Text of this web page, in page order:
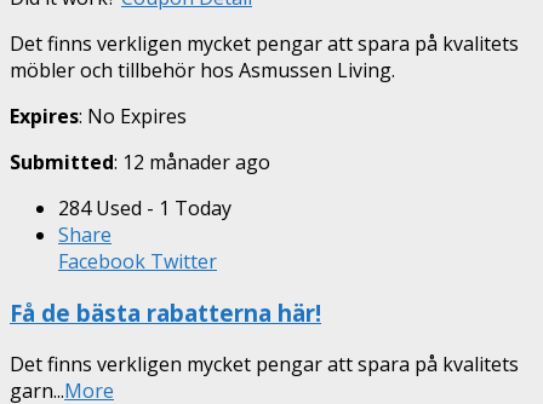
Det finns verkligen mycket pengar att spara på kvalitets
möbler och tillbehör hos Asmussen Living.
Expires: No Expires
Submitted: 12 månader ago
284 Used - 1 Today
Share
Facebook Twitter
Få de bästa rabatterna här!
Det finns verkligen mycket pengar att spara på kvalitets
garn...More